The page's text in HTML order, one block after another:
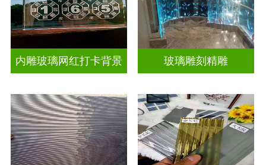
内雕玻璃网红打卡背景 玻璃雕刻精雕